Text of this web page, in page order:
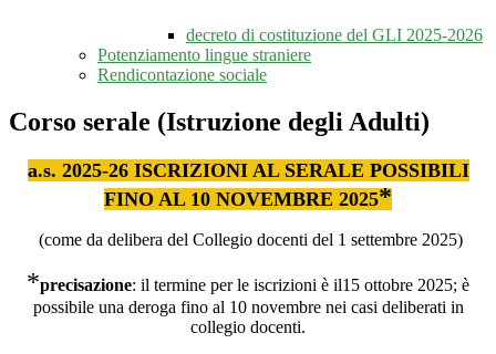
decreto di costituzione del GLI 2025-2026
Potenziamento lingue straniere
Rendicontazione sociale
Corso serale (Istruzione degli Adulti)
a.s. 2025-26 ISCRIZIONI AL SERALE POSSIBILI
FINO AL 10 NOVEMBRE 2025*
(come da delibera del Collegio docenti del 1 settembre 2025)
*precisazione: il termine per le iscrizioni è il15 ottobre 2025; è
possibile una deroga fino al 10 novembre nei casi deliberati in
collegio docenti.